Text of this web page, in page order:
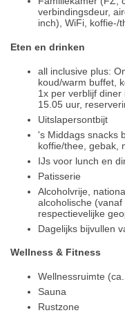
verbindingsdeur,
inch), WiFi, koffie-/
Eten en drinken
all inclusive plus:
koud/warm buffet,
1x per verblijf
15.05 uur,
Uitslapersontbijt
's Middags snacks
koffie/thee, gebak,
IJs voor lunch en
Patisserie
Alcoholvrije,
alcoholische
respectievelijke
Dagelijks bijvullen
Wellness & Fitness
Wellnessruimte
Sauna
Rustzone